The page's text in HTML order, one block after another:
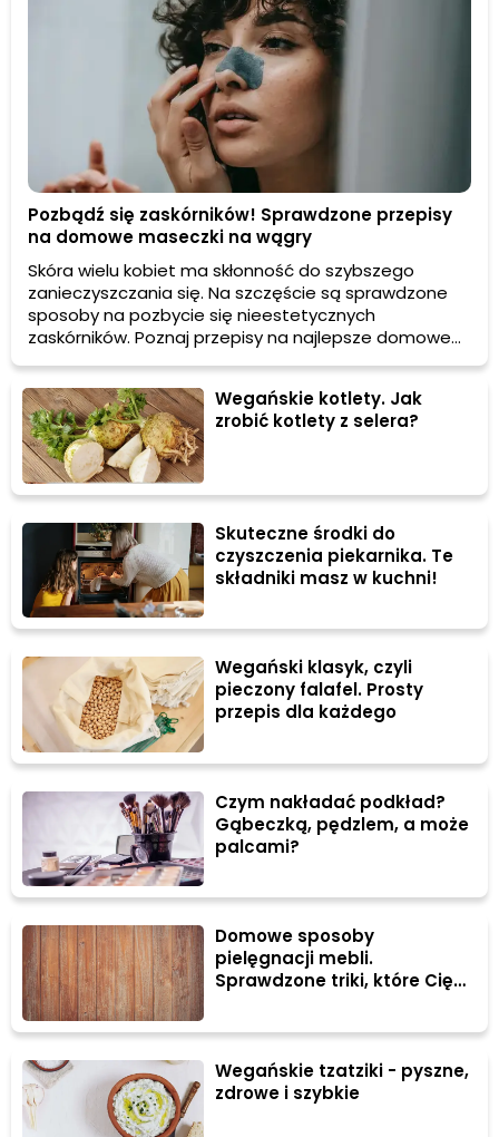
Pozbądź się zaskórników! Sprawdzone przepisy
na domowe maseczki na wągry
Skóra wielu kobiet ma skłonność do szybszego
zanieczyszczania się. Na szczęście są sprawdzone
sposoby na pozbycie się nieestetycznych
zaskórników. Poznaj przepisy na najlepsze domowe
maseczki na wągry. Przygotujesz je ze składników,
które masz w kuchni!
Wegańskie kotlety. Jak
zrobić kotlety z selera?
Skuteczne środki do
czyszczenia piekarnika. Te
składniki masz w kuchni!
Wegański klasyk, czyli
pieczony falafel. Prosty
przepis dla każdego
Czym nakładać podkład?
Gąbeczką, pędzlem, a może
palcami?
Domowe sposoby
pielęgnacji mebli.
Sprawdzone triki, które Cię
Wegańskie tzatziki - pyszne,
zdrowe i szybkie